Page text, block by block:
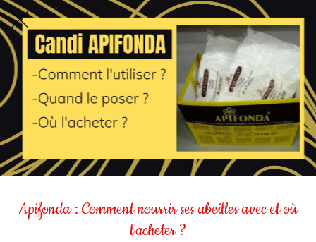
Apifonda : Comment nourrir ses abeilles avec et où
l'acheter ?